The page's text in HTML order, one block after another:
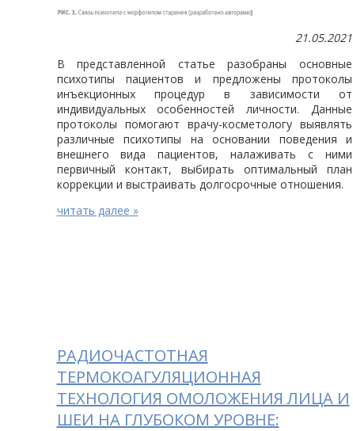
21.05.2021
В представленной статье разобраны основные
психотипы пациентов и предложены протоколы
инъекционных процедур в зависимости от
индивидуальных особенностей личности. Данные
протоколы помогают врачу-косметологу выявлять
различные психотипы на основании поведения и
внешнего вида пациентов, налаживать с ними
первичный контакт, выбирать оптимальный план
коррекции и выстраивать долгосрочные отношения.
читать далее »
РАДИОЧАСТОТНАЯ
ТЕРМОКОАГУЛЯЦИОННАЯ
ТЕХНОЛОГИЯ ОМОЛОЖЕНИЯ ЛИЦА И
ШЕИ НА ГЛУБОКОМ УРОВНЕ: